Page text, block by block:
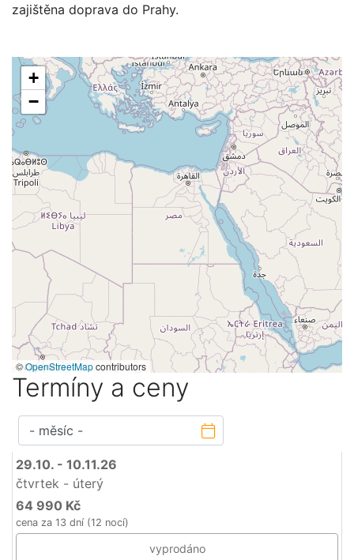
zajištěna doprava do Prahy.
+
−
©OpenStreetMapcontributors
Termíny a ceny
29.10. - 10.11.26
čtvrtek - úterý
64 990 Kč
cena za 13 dní (12 nocí)
vyprodáno